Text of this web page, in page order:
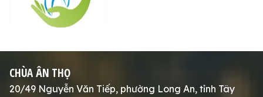
CHÙA ÂN THỌ
20/49 Nguyễn Văn Tiếp, phường Long An, tỉnh Tây